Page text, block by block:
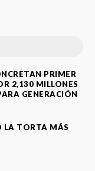
PRIMER
2,130 MILLONES
GENERACIÓN
LA TORTA MÁS